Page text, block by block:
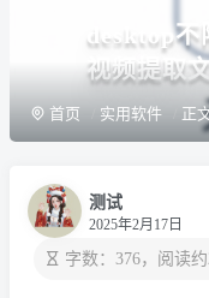
desktop
视频提取
首页 实用软件 正
测试
2025年2月17日
字数：376，阅读